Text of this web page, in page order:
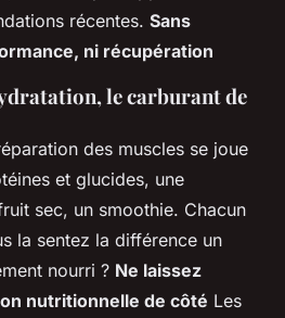
récentes. Sans
ni récupération
le carburant de
des muscles se joue
et glucides, une
sec, un smoothie. Chacun
la sentez la différence un
nourri ? Ne laissez
nutritionnelle de côté Les